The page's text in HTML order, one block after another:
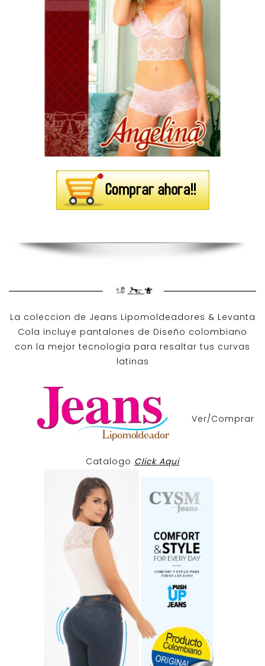
La coleccion de Jeans Lipomoldeadores & Levanta
Cola incluye pantalones de Diseño colombiano
con la mejor tecnologia para resaltar tus curvas
latinas
Ver/Comprar
Catalogo Click Aqui